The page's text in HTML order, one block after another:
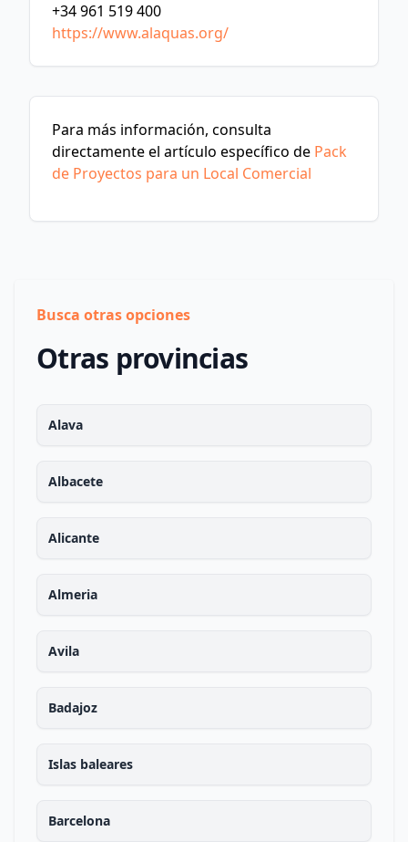
+34 961 519 400
https://www.alaquas.org/
Para más información, consulta
directamente el artículo específico de Pack
de Proyectos para un Local Comercial
Busca otras opciones
Otras provincias
Alava
Albacete
Alicante
Almeria
Avila
Badajoz
Islas baleares
Barcelona